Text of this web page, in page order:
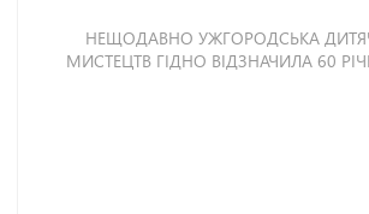
НЕЩОДАВНО УЖГОРОДСЬКА
МИСТЕЦТВ ГІДНО ВІДЗНАЧИЛА 60